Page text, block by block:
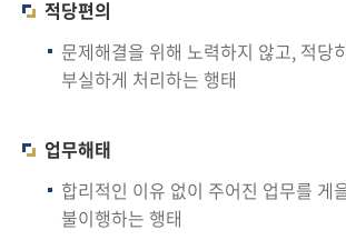
적당편의
문제해결을 위해 노력하지 않고, 적당
부실하게 처리하는 행태
업무해태
합리적인 이유 없이 주어진 업무를 게
불이행하는 행태